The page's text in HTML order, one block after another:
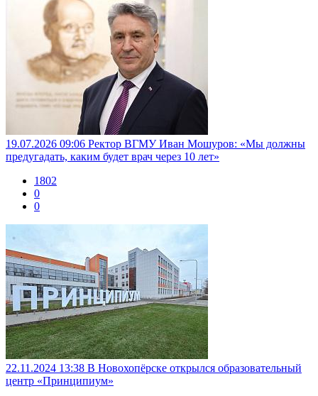
19.07.2026 09:06 Ректор ВГМУ Иван Мошуров: «Мы должны
предугадать, каким будет врач через 10 лет»
1802
0
0
22.11.2024 13:38 В Новохопёрске открылся образовательный
центр «Принципиум»